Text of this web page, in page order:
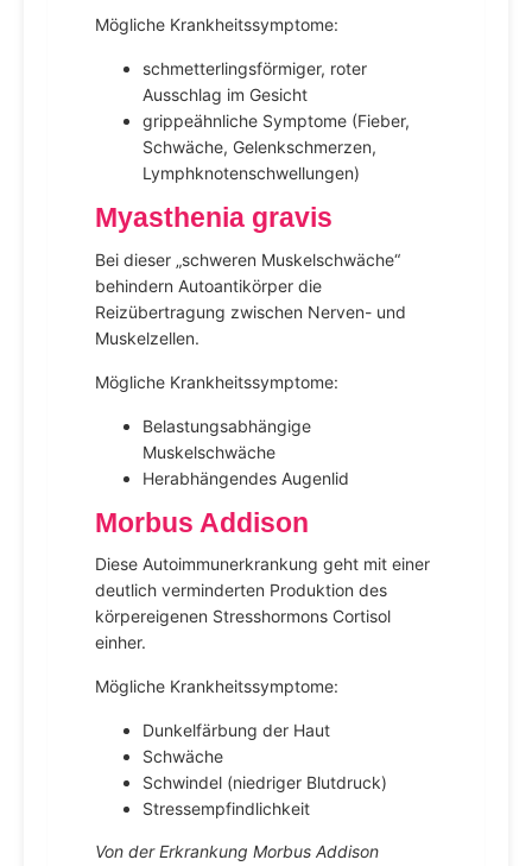
Mögliche Krankheitssymptome:
schmetterlingsförmiger, roter
Ausschlag im Gesicht
grippeähnliche Symptome (Fieber,
Schwäche, Gelenkschmerzen,
Lymphknotenschwellungen)
Myasthenia gravis
Bei dieser „schweren Muskelschwäche“
behindern Autoantikörper die
Reizübertragung zwischen Nerven- und
Muskelzellen.
Mögliche Krankheitssymptome:
Belastungsabhängige
Muskelschwäche
Herabhängendes Augenlid
Morbus Addison
Diese Autoimmunerkrankung geht mit einer
deutlich verminderten Produktion des
körpereigenen Stresshormons Cortisol
einher.
Mögliche Krankheitssymptome:
Dunkelfärbung der Haut
Schwäche
Schwindel (niedriger Blutdruck)
Stressempfindlichkeit
Von der Erkrankung Morbus Addison